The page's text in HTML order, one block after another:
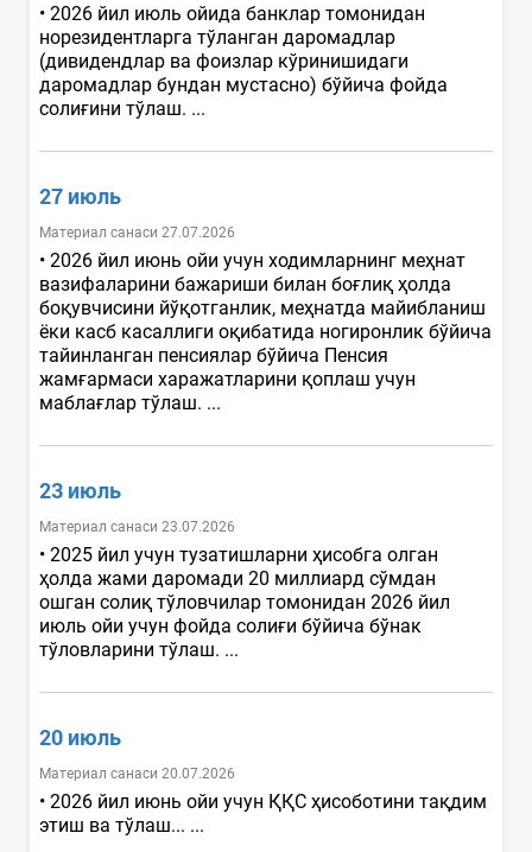
• 2026 йил июль ойида банклар томонидан
норезидентларга тўланган даромадлар
(дивидендлар ва фоизлар кўринишидаги
даромадлар бундан мустасно) бўйича фойда
солиғини тўлаш. ...
27 июль
Материал санаси 27.07.2026
• 2026 йил июнь ойи учун ходимларнинг меҳнат
вазифаларини бажариши билан боғлиқ ҳолда
боқувчисини йўқотганлик, меҳнатда майибланиш
ёки касб касаллиги оқибатида ногиронлик бўйича
тайинланган пенсиялар бўйича Пенсия
жамғармаси харажатларини қоплаш учун
маблағлар тўлаш. ...
23 июль
Материал санаси 23.07.2026
• 2025 йил учун тузатишларни ҳисобга олган
ҳолда жами даромади 20 миллиард сўмдан
ошган солиқ тўловчилар томонидан 2026 йил
июль ойи учун фойда солиғи бўйича бўнак
тўловларини тўлаш. ...
20 июль
Материал санаси 20.07.2026
• 2026 йил июнь ойи учун ҚҚС ҳисоботини тақдим
этиш ва тўлаш... ...